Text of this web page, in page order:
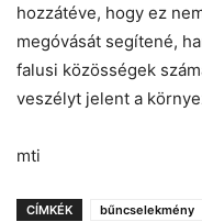
hozzátéve, hogy ez
megóvását segítené,
falusi közösségek
veszélyt jelent a
mti
CÍMKÉK bűncselekmény